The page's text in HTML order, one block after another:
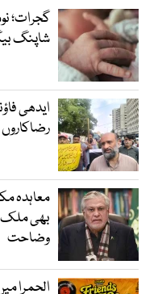
گجرات؛
شاپنگ
معاہدہ
بھی ملک
وضاحت
الحمرا